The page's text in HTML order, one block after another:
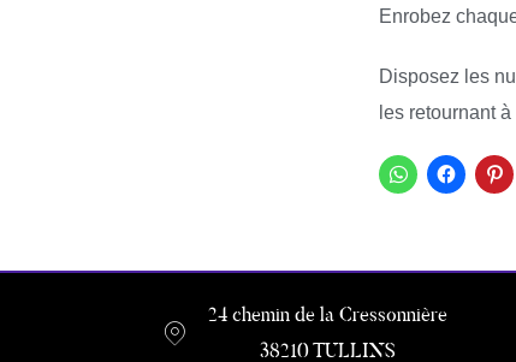
Enrobez
Disposez les
les retournant
24 chemin de la Cressonnière
38210 TULLINS